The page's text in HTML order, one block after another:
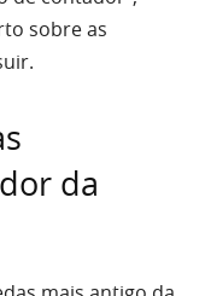
sobre as
da